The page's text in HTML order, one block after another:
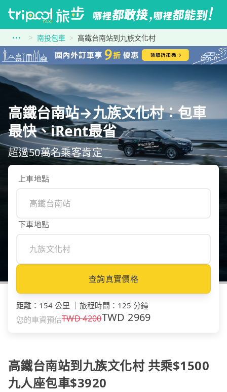
南投包車 高鐵台南站到九族文化村
高鐵台南站→九族文化村：包車
最快、iRent最省
超過50萬名乘客肯定
上車地點
下車地點
查詢真實價格
距離 ： 154 公里 旅程時間 ： 125 分鐘
您的車資預估TWD4200TWD 2969
高鐵台南站到九族文化村 共乘$1500
九人座包車$3920